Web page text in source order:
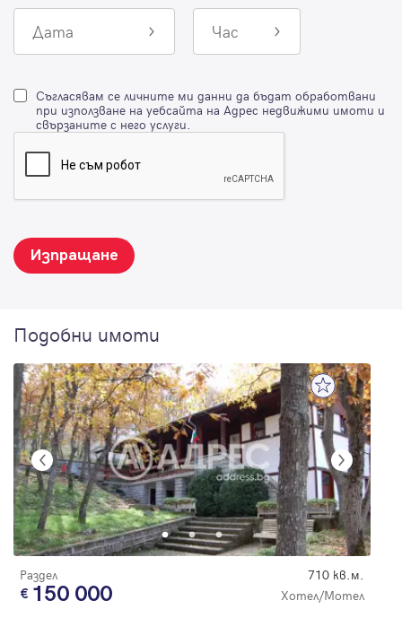
Дата Час
Съгласявам се личните ми данни да бъдат обработвани
при използване на уебсайта на Адрес недвижими имоти и
свързаните с него услуги.
Изпращане
Подобни имоти
Раздел 710 кв.м.
150 000 Хотел/Мотел